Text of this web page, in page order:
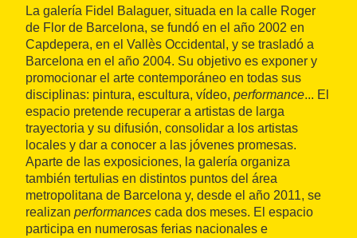
La galería Fidel Balaguer, situada en la calle Roger
de Flor de Barcelona, se fundó en el año 2002 en
Capdepera, en el Vallès Occidental, y se trasladó a
Barcelona en el año 2004. Su objetivo es exponer y
promocionar el arte contemporáneo en todas sus
disciplinas: pintura, escultura, vídeo, performance... El
espacio pretende recuperar a artistas de larga
trayectoria y su difusión, consolidar a los artistas
locales y dar a conocer a las jóvenes promesas.
Aparte de las exposiciones, la galería organiza
también tertulias en distintos puntos del área
metropolitana de Barcelona y, desde el año 2011, se
realizan performances cada dos meses. El espacio
participa en numerosas ferias nacionales e